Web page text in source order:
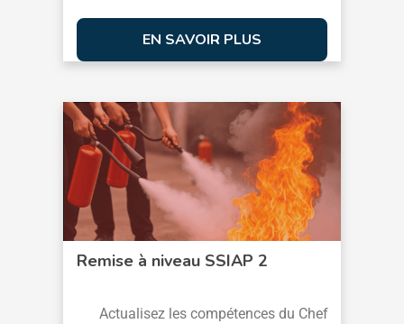
EN SAVOIR PLUS
Remise à niveau SSIAP 2
Actualisez les compétences du Chef